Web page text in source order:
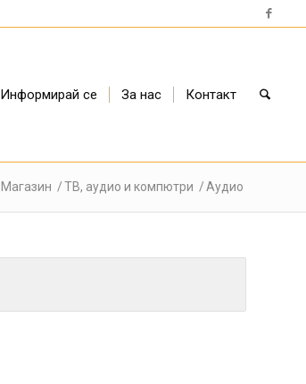
Информирай се За нас Контакт
Магазин /ТВ, аудио и компютри /Аудио